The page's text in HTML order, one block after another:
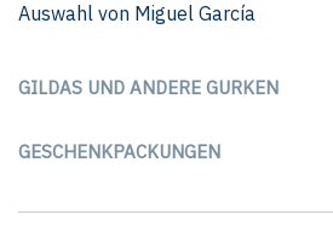
Auswahl von Miguel García
GILDAS UND ANDERE GURKEN
GESCHENKPACKUNGEN